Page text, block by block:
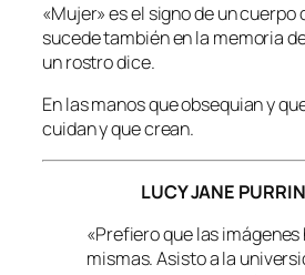
«Mujer» es el signo de un cuerpo
sucede también en la memoria
un rostro dice.
En las manos que obsequian y
cuidan y que crean.
LUCY JANE
«Prefiero que las imágenes
mismas. Asisto a la